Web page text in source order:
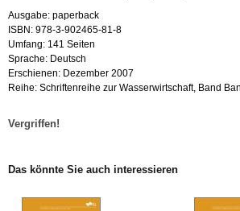
Aus­ga­be: pa­per­back
ISBN: 978-3-902465-81-8
Um­fang: 141 Sei­ten
Spra­che: Deutsch
Er­schie­nen: De­zem­ber 2007
Reihe: Schrif­ten­rei­he zur Was­ser­wirt­schaft, Band
Ver­grif­fen!
Das könn­te Sie auch in­ter­es­sie­ren